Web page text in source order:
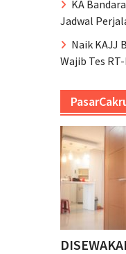
KA
Jadwal
Naik KAJJ
Wajib Tes